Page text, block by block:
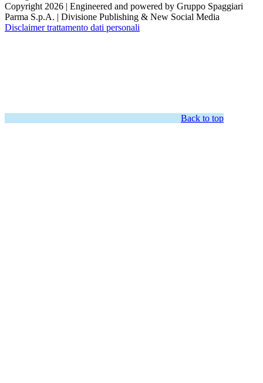
Copyright 2026 | Engineered and powered by Gruppo Spaggiari
Parma S.p.A. | Divisione Publishing & New Social Media
Disclaimer trattamento dati personali
Back to top